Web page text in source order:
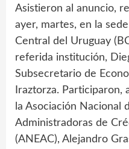
Asistieron al anuncio,
ayer, martes, en la
Central del Uruguay
referida institución,
Subsecretario de
Iraztorza. Participaron,
la Asociación Nacional
Administradoras de
(ANEAC), Alejandro